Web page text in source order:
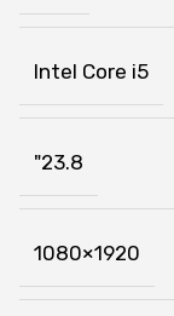
Intel Core i5
23.8"
1920×1080